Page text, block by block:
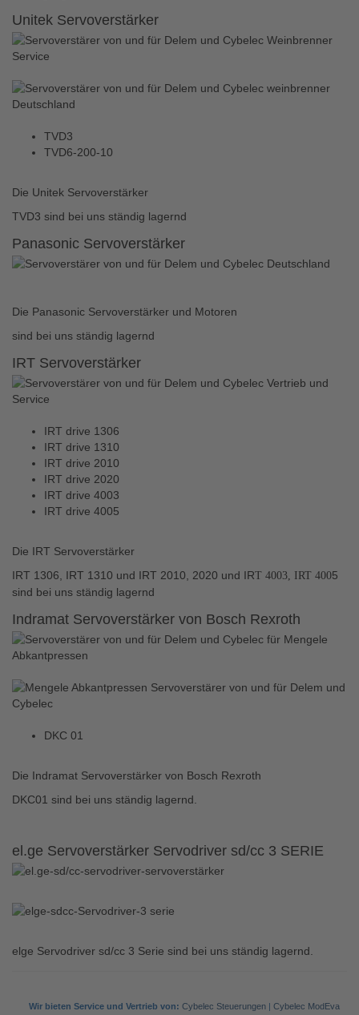
Unitek Servoverstärker
TVD3
TVD6-200-10
Die Unitek Servoverstärker
TVD3 sind bei uns ständig lagernd
Panasonic Servoverstärker
Die Panasonic Servoverstärker und Motoren
sind bei uns ständig lagernd
IRT Servoverstärker
IRT drive 1306
IRT drive 1310
IRT drive 2010
IRT drive 2020
IRT drive 4003
IRT drive 4005
Die IRT Servoverstärker
IRT 1306, IRT 1310 und IRT 2010, 2020 und IRT 4003, IRT 4005
sind bei uns ständig lagernd
Indramat Servoverstärker von Bosch Rexroth
DKC 01
Die Indramat Servoverstärker von Bosch Rexroth
DKC01 sind bei uns ständig lagernd.
el.ge Servoverstärker Servodriver sd/cc 3 SERIE
elge Servodriver sd/cc 3 Serie sind bei uns ständig lagernd.
Wir bieten Service und Vertrieb von: Cybelec Steuerungen | Cybelec ModEva